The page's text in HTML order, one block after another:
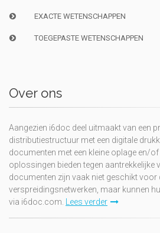
EXACTE WETENSCHAPPEN
TOEGEPASTE WETENSCHAPPEN
Over ons
Aangezien i6doc deel uitmaakt van een
distributiestructuur met een digitale
documenten met een kleine oplage en/
oplossingen bieden tegen aantrekkelijke
documenten zijn vaak niet geschikt voor
verspreidingsnetwerken, maar kunnen
via i6doc.com. Lees verder